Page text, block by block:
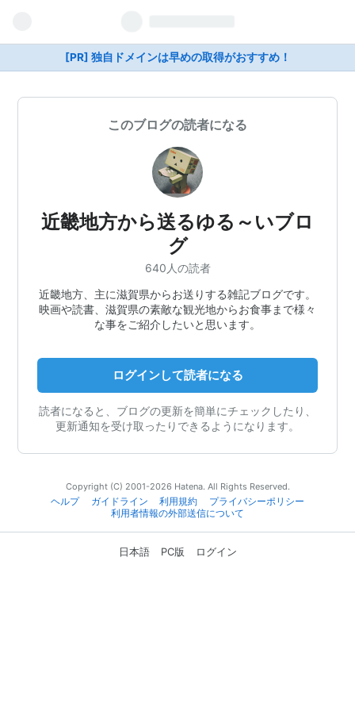
[PR] 独自ドメインは早めの取得がおすすめ！
このブログの読者になる
近畿地方から送るゆる～いブロ
グ
640人の読者
近畿地方、主に滋賀県からお送りする雑記ブログです。
映画や読書、滋賀県の素敵な観光地からお食事まで様々
な事をご紹介したいと思います。
ログインして読者になる
読者になると、ブログの更新を簡単にチェックしたり、
更新通知を受け取ったりできるようになります。
Copyright (C) 2001-2026 Hatena. All Rights Reserved.
ヘルプ
ガイドライン 利用規約
プライバシーポリシー
利用者情報の外部送信について
日本語 PC版 ログイン